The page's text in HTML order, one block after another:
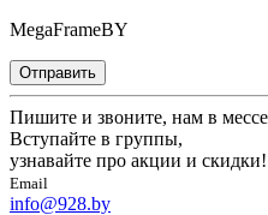
MegaFrameBY
Отправить
Пишите и звоните, нам в
Вступайте в группы,
узнавайте про акции и скидки!
Email
info@928.by